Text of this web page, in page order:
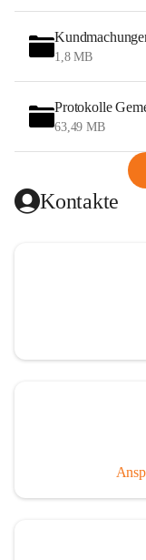
1,8 MB
Protokolle
63,49 MB
Kontakte